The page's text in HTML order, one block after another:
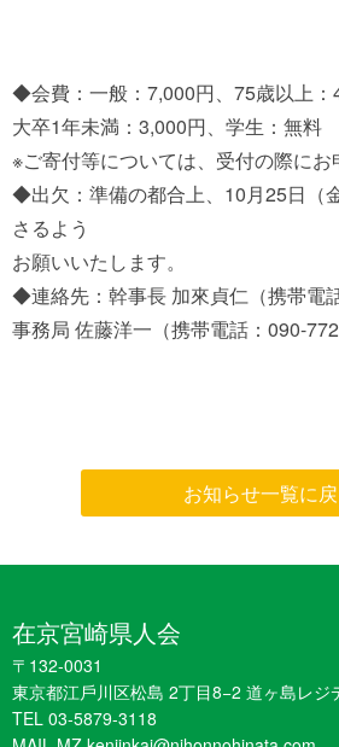
◆会費：一般：7,000円、75歳以上：
大卒1年未満：3,000円、学生：無料
※ご寄付等については、受付の際にお
◆出欠：準備の都合上、10月25日（
さるよう
お願いいたします。
◆連絡先：幹事長 加來貞仁（携帯電
事務局 佐藤洋一（携帯電話：090-
お知らせ一覧に
在京宮崎県人会
〒132-0031
東京都江戶川区松島 2丁目8−2 道ヶ島レジ
TEL 03-5879-3118